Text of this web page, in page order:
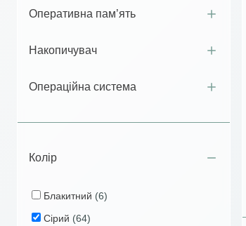
Оперативна пам’ять
Накопичувач
Операційна система
Колір
Блакитний (6)
Сірий (64)